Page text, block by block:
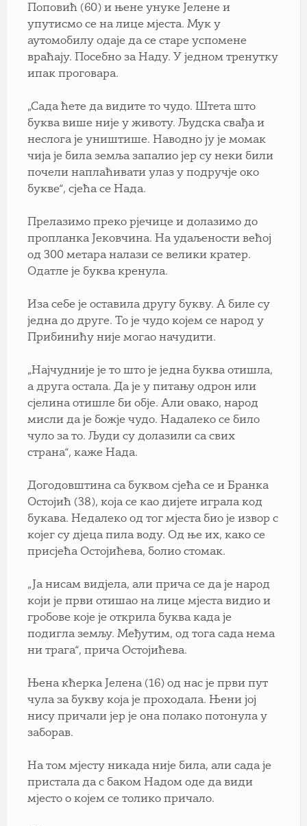
Поповић (60) и њене унуке Јелене и
упутисмо се на лице мјеста. Мук у
аутомобилу одаје да се старе успомене
враћају. Посебно за Наду. У једном тренутку
ипак проговара.
„Сада ћете да видите то чудо. Штета што
буква више није у животу. Људска свађа и
неслога је уништише. Наводно ју је момак
чија је била земља запалио јер су неки били
почели наплаћивати улаз у подручје око
букве“, сјећа се Нада.
Прелазимо преко рјечице и долазимо до
пропланка Јековчина. На удаљености већој
од 300 метара налази се велики кратер.
Одатле је буква кренула.
Иза себе је оставила другу букву. А биле су
једна до друге. То је чудо којем се народ у
Прибинићу није могао начудити.
„Најчудније је то што је једна буква отишла,
а друга остала. Да је у питању одрон или
сјелина отишле би обје. Али овако, народ
мисли да је божје чудо. Надалеко се било
чуло за то. Људи су долазили са свих
страна“, каже Нада.
Догодовштина са буквом сјећа се и Бранка
Остојић (38), која се као дијете играла код
букава. Недалеко од тог мјеста био је извор с
којег су дјеца пила воду. Од ње их, како се
присјећа Остојићева, болио стомак.
„Ја нисам видјела, али прича се да је народ
који је први отишао на лице мјеста видио и
гробове које је открила буква када је
подигла земљу. Међутим, од тога сада нема
ни трага“, прича Остојићева.
Њена кћерка Јелена (16) од нас је први пут
чула за букву која је проходала. Њени јој
нису причали јер је она полако потонула у
заборав.
На том мјесту никада није била, али сада је
пристала да с баком Надом оде да види
мјесто о којем се толико причало.